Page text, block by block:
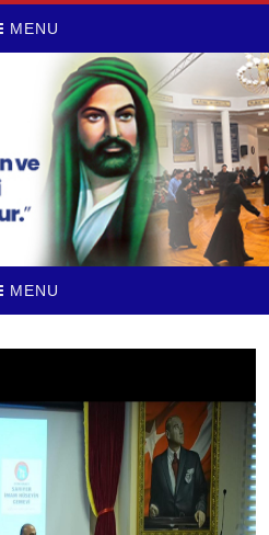
MENU
MENU